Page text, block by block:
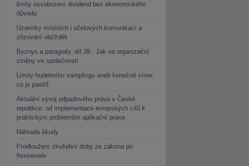
limity osvobození dividend bez ekonomického
důvodu
Uzavírky místních i účelových komunikací a
zřizování objížděk
Byznys a paragrafy, díl 39.: Jak na organizační
změny ve společnosti
Limity hudebního samplingu aneb konečně víme,
co je pastiš
Aktuální vývoj odpadového práva v České
republice: od implementace evropských cílů k
praktickým problémům aplikační praxe
Náhrada škody
Prodloužení zkušební doby ze zákona po
flexinovele